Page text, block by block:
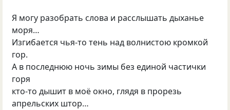
Я могу разобрать слова и расслышать дыханье
моря…
Изгибается чья-то тень над волнистою кромкой
гор.
А в последнюю ночь зимы без единой частички
горя
кто-то дышит в моё окно, глядя в прорезь
апрельских штор…